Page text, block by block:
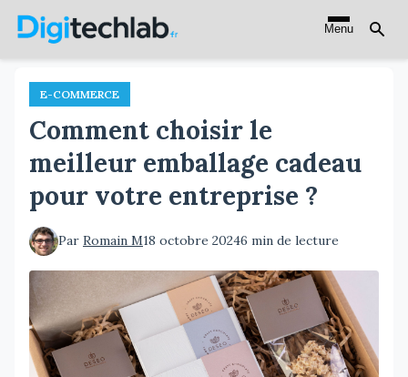
Aller
principal
Menu
E-COMMERCE
Comment choisir le
meilleur emballage cadeau
pour votre entreprise ?
Par Romain M18 octobre 20246 min de lecture